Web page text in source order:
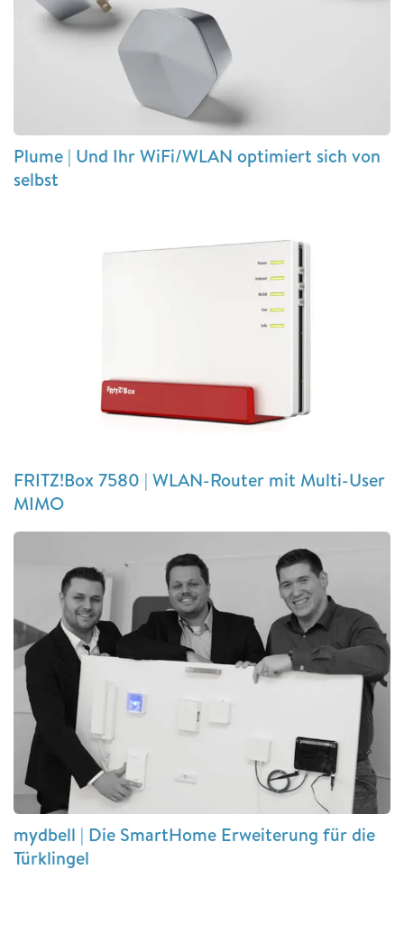
Plume | Und Ihr WiFi/WLAN optimiert sich von
selbst
FRITZ!Box 7580 | WLAN-Router mit Multi-User
MIMO
mydbell | Die SmartHome Erweiterung für die
Türklingel